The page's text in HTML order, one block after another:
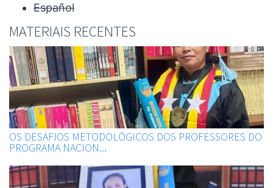
Español
MATERIAIS RECENTES
OS DESAFIOS METODOLÓGICOS DOS PROFESSORES DO
PROGRAMA NACION...